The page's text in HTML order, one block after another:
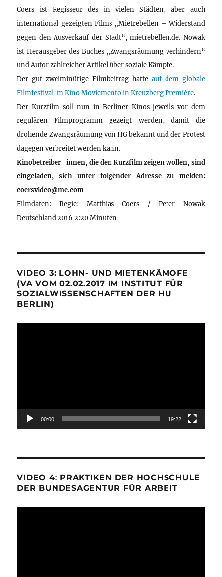
Coers ist Regisseur des in vielen Städten, aber auch
international gezeigten Films „Mietrebellen – Widerstand
gegen den Ausverkauf der Stadt“, mietrebellen.de. Nowak
ist Herausgeber des Buches „Zwangsräumung verhindern“
und Autor zahlreicher Artikel über soziale Kämpfe.
Der gut zweiminütige Filmbeitrag hatte auf dem globale
Filmfestival im Kino Moviemento in Kreuzberg Première.
Der Kurzfilm soll nun in Berliner Kinos jeweils vor dem
regulären Filmprogramm gezeigt werden, damit die
drohende Zwangsräumung von HG bekannt und der Protest
dagegen verbreitet werden kann.
Kinobetreiber_innen, die den Kurzfilm zeigen wollen, sind
eingeladen, sich unter folgender Adresse zu melden:
coersvideo@me.com
Filmdaten: Regie: Matthias Coers / Peter Nowak
Deutschland 2016 2:20 Minuten
VIDEO 3: LOHN- UND MIETENKÄMOFE
(VA VOM 02.02.2017 IM INSTITUT FÜR
SOZIALWISSENSCHAFTEN DER HU
BERLIN)
00:00 19:22
VIDEO 4: PRAKTIKEN DER HOCHSCHULE
DER BUNDESAGENTUR FÜR ARBEIT